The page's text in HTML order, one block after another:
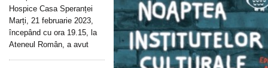
Hospice Casa Speranței
Marți, 21 februarie 2023,
începând cu ora 19.15, la
Ateneul Român, a avut